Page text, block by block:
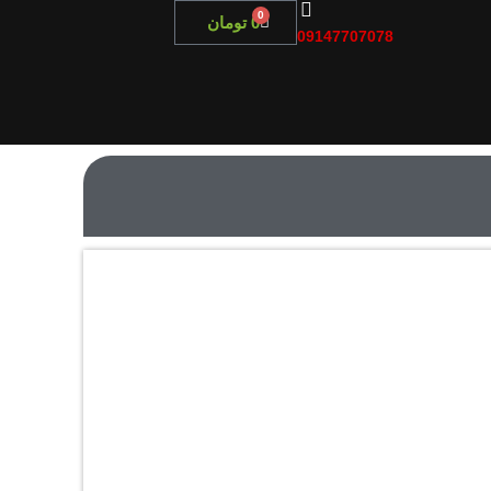
09147707078
0 تومان 0